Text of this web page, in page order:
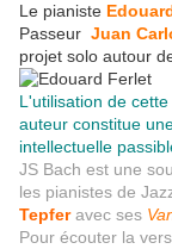
Le pianiste
Passeur Juan
projet solo autour
L'utilisation de
auteur constitue
intellectuelle
JS Bach est une
les pianistes de
Tepferavec ses
Pour écouter la